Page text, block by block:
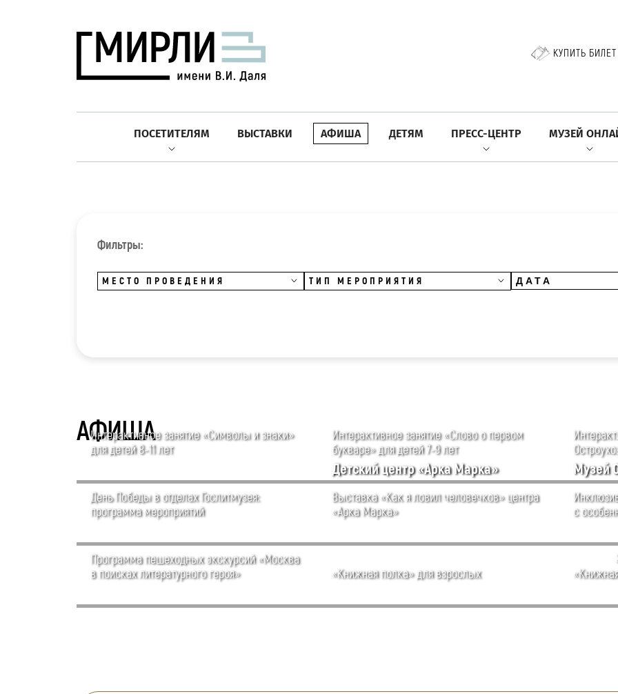
КУПИТЬ БИЛЕТ
ПОСЕТИТЕЛЯМ ВЫСТАВКИ АФИША ДЕТЯМ ПРЕСС-ЦЕНТР МУЗЕЙ
Фильтры:
МЕСТО ПРОВЕДЕНИЯ ТИП МЕРОПРИЯТИЯ
АФИША
Интерактивное занятие «Символы и знаки»
для детей 8-11 лет
Интерактивное занятие «Слово о первом
букваре» для детей 7-9 лет
День Победы в отделах Гослитмузея:
программа мероприятий
Детский центр «Арка Марка»
Выставка «Как я ловил человечков» центра
«Арка Марка»
Музей
с
Программа пешеходных экскурсий «Москва
в поисках литературного героя»
«Книжная полка» для взрослых